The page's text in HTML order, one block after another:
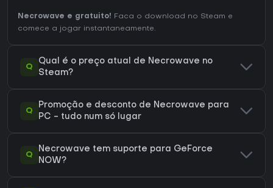
Necrowave e gratuito! Faca o download no Steam e
comece a jogar instantaneamente.
Q
Qual é o preço atual de Necrowave no
Steam?
Q
Promoção e desconto de Necrowave para
PC - tudo num só lugar
Q
Necrowave tem suporte para GeForce
NOW?